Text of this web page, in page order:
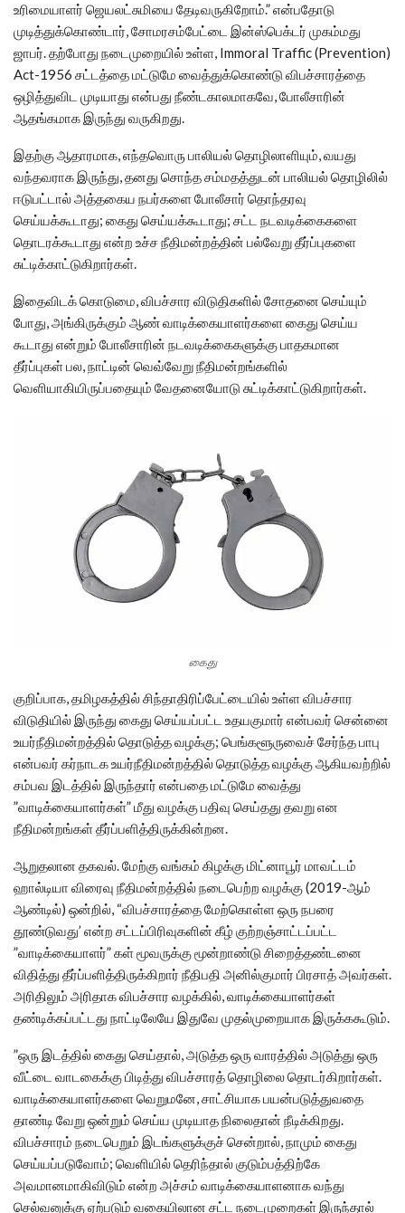
உரிமையாளர் ஜெயலட்சுமியை தேடிவருகிறோம்.” என்பதோடு
முடித்துக்கொண்டார், சோமரசம்பேட்டை இன்ஸ்பெக்டர் முகம்மது
ஜாபர். தற்போது நடைமுறையில் உள்ள, Immoral Traffic (Prevention)
Act-1956 சட்டத்தை மட்டுமே வைத்துக்கொண்டு விபச்சாரத்தை
ஒழித்துவிட முடியாது என்பது நீண்டகாலமாகவே, போலீசாரின்
ஆதங்கமாக இருந்து வருகிறது.
இதற்கு ஆதாரமாக, எந்தவொரு பாலியல் தொழிலாளியும், வயது
வந்தவராக இருந்து, தனது சொந்த சம்மதத்துடன் பாலியல் தொழிலில்
ஈடுபட்டால் அத்தகைய நபர்களை போலீசார் தொந்தரவு
செய்யக்கூடாது; கைது செய்யக்கூடாது; சட்ட நடவடிக்கைகளை
தொடரக்கூடாது என்ற உச்ச நீதிமன்றத்தின் பல்வேறு தீர்ப்புகளை
சுட்டிக்காட்டுகிறார்கள்.
இதைவிடக் கொடுமை, விபச்சார விடுதிகளில் சோதனை செய்யும்
போது, அங்கிருக்கும் ஆண் வாடிக்கையாளர்களை கைது செய்ய
கூடாது என்றும் போலீசாரின் நடவடிக்கைகளுக்கு பாதகமான
தீர்ப்புகள் பல, நாட்டின் வெவ்வேறு நீதிமன்றங்களில்
வெளியாகியிருப்பதையும் வேதனையோடு சுட்டிக்காட்டுகிறார்கள்.
கைது
குறிப்பாக, தமிழகத்தில் சிந்தாதிரிப்பேட்டையில் உள்ள விபச்சார
விடுதியில் இருந்து கைது செய்யப்பட்ட உதயகுமார் என்பவர் சென்னை
உயர்நீதிமன்றத்தில் தொடுத்த வழக்கு; பெங்களூருவைச் சேர்ந்த பாபு
என்பவர் கர்நாடக உயர்நீதிமன்றத்தில் தொடுத்த வழக்கு ஆகியவற்றில்
சம்பவ இடத்தில் இருந்தார் என்பதை மட்டுமே வைத்து
”வாடிக்கையாளர்கள்” மீது வழக்கு பதிவு செய்தது தவறு என
நீதிமன்றங்கள் தீர்ப்பளித்திருக்கின்றன.
ஆறுதலான தகவல். மேற்கு வங்கம் கிழக்கு மிட்னாபூர் மாவட்டம்
ஹால்டியா விரைவு நீதிமன்றத்தில் நடைபெற்ற வழக்கு (2019-ஆம்
ஆண்டில்) ஒன்றில், “விபச்சாரத்தை மேற்கொள்ள ஒரு நபரை
தூண்டுவது’ என்ற சட்டப்பிரிவுகளின் கீழ் குற்றஞ்சாட்டப்பட்ட
”வாடிக்கையாளர்” கள் மூவருக்கு மூன்றாண்டு சிறைத்தண்டனை
விதித்து தீர்ப்பளித்திருக்கிறார் நீதிபதி அனில்குமார் பிரசாத் அவர்கள்.
அரிதிலும் அரிதாக விபச்சார வழக்கில், வாடிக்கையாளர்கள்
தண்டிக்கப்பட்டது நாட்டிலேயே இதுவே முதல்முறையாக இருக்ககூடும்.
”ஒரு இடத்தில் கைது செய்தால், அடுத்த ஒரு வாரத்தில் அடுத்து ஒரு
வீட்டை வாடகைக்கு பிடித்து விபச்சாரத் தொழிலை தொடர்கிறார்கள்.
வாடிக்கையாளர்களை வெறுமனே, சாட்சியாக பயன்படுத்துவதை
தாண்டி வேறு ஒன்றும் செய்ய முடியாத நிலைதான் நீடிக்கிறது.
விபச்சாரம் நடைபெறும் இடங்களுக்குச் சென்றால், நாமும் கைது
செய்யப்படுவோம்; வெளியில் தெரிந்தால் குடும்பத்திற்கே
அவமானமாகிவிடும் என்ற அச்சம் வாடிக்கையாளனாக வந்து
செல்வனுக்கு ஏற்படும் வகையிலான சட்ட நடைமுறைகள் இருந்தால்